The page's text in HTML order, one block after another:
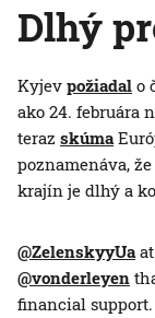
Dlhý
Kyjev požiadal o
ako 24. februára
teraz skúma
poznamenáva,
krajín je dlhý a
@ZelenskyyUaat
@vonderleyen
financial